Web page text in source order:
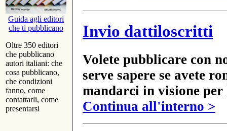
Guida agli editori
che ti pubblicano
Oltre 350 editori
che pubblicano
autori italiani: che
cosa pubblicano,
che condizioni
fanno, come
contattarli, come
presentarsi
Invio dattiloscritti
Volete pubblicare con
serve sapere se avete
mandarci in visione
Continua all'interno >